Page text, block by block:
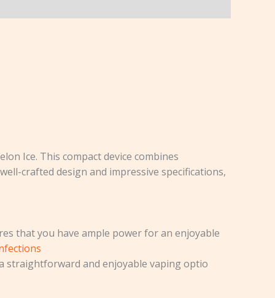
Ice. This compact device combines
crafted design and impressive specifications,
that you have ample power for an enjoyable
straightforward and enjoyable vaping optio